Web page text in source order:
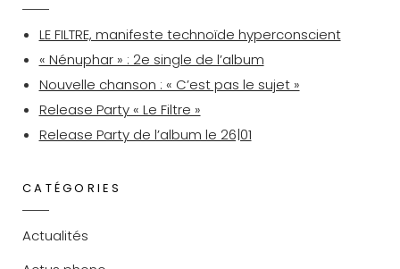
LE FILTRE, manifeste technoïde hyperconscient
« Nénuphar » : 2e single de l’album
Nouvelle chanson : « C’est pas le sujet »
Release Party « Le Filtre »
Release Party de l’album le 26|01
CATÉGORIES
Actualités